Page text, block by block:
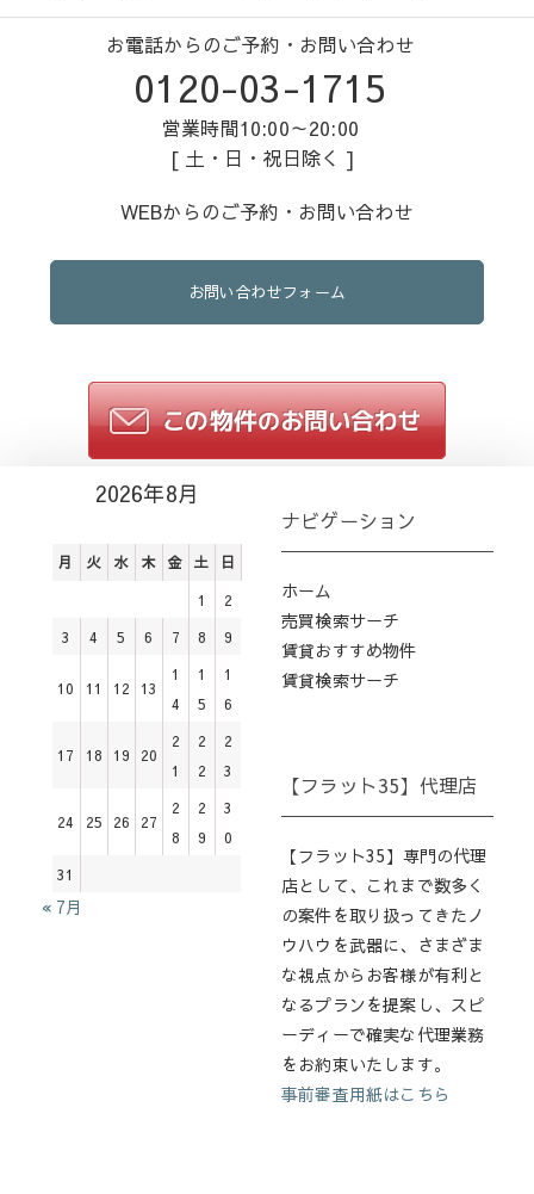
お電話からのご予約・お問い合わせ
0120-03-1715
営業時間10:00～20:00
[ 土・日・祝日除く ]
WEBからのご予約・お問い合わせ
お問い合わせフォーム
2026年8月
月 火 水 木 金 土 日
1
2
3
4 5 6 7 8 9
10 11 12 13
1
4
1
5
1
6
17 18 19 20
2
1
2
2
2
3
24 25 26 27
2
8
2
9
3
0
31
« 7月
ナビゲーション
ホーム
売買検索サーチ
賃貸おすすめ物件
賃貸検索サーチ
【フラット35】代理店
【フラット35】専門の代理
店として、これまで数多く
の案件を取り扱ってきたノ
ウハウを武器に、さまざま
な視点からお客様が有利と
なるプランを提案し、スピ
ーディーで確実な代理業務
をお約束いたします。
事前審査用紙はこちら